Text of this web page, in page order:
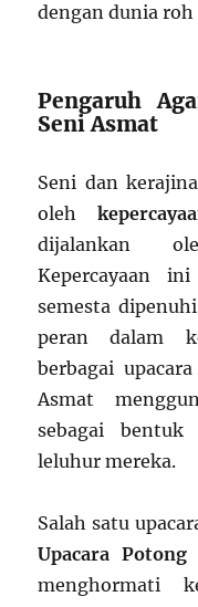
dengan dunia
Pengaruh
Seni Asmat
Seni dan
oleh
dijalankan
Kepercayaan
semesta
peran dalam
berbagai
Asmat
sebagai bentuk
leluhur mereka.
Salah satu
Upacara Potong
menghormati